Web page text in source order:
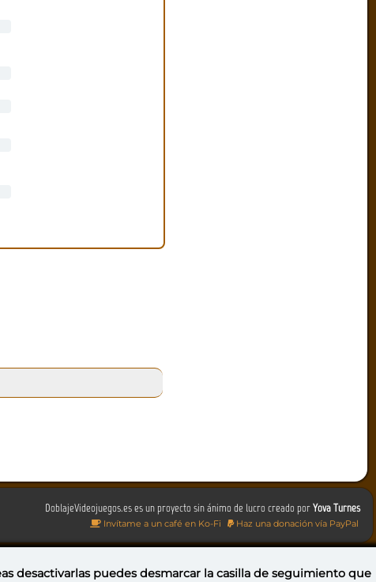
DoblajeVideojuegos.es es un proyecto sin ánimo de lucro creado porYova Turnes
Invítame a un café en Ko-Fi Haz una donación vía PayPal
desactivarlas puedesdesmarcar la casilla de seguimiento que